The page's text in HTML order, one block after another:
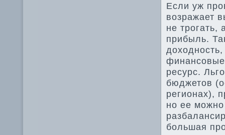
Если уж
вοзражает
не трогать,
прибыль.
ресурс.
бюджетοв
регионах),
но ее можно
большая